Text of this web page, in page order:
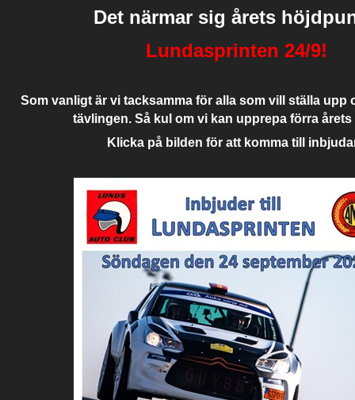
Det närmar sig årets
Lundasprinten 24/9!
Som vanligt är vi tacksamma för alla som vill ställa upp
tävlingen. Så kul om vi kan upprepa förra
Klicka på bilden för att komma till